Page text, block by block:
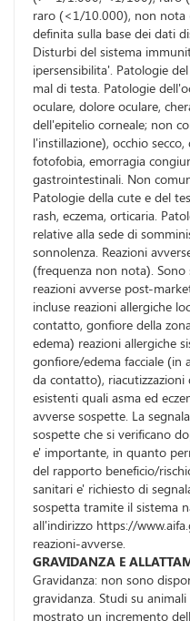
raro (<1/10.000), non nota
definita sulla base dei dati
Disturbi del sistema
ipersensibilita'. Patologie
mal di testa. Patologie
oculare, dolore oculare,
dell'epitelio corneale; non
l'instillazione), occhio
fotofobia, emorragia
gastrointestinali. Non
Patologie della cute e del
rash, eczema, orticaria.
relative alla sede di
sonnolenza. Reazioni
(frequenza non nota).
reazioni avverse post-
incluse reazioni allergiche
contatto, gonfiore della
edema) reazioni allergiche
gonfiore/edema facciale (in
da contatto),
esistenti quali asma ed
avverse sospette. La
sospette che si verificano
e' importante, in quanto
del rapporto beneficio/
sanitari e' richiesto di
sospetta tramite il sistema
all'indirizzo https://
reazioni-avverse.
GRAVIDANZA E
Gravidanza: non sono
gravidanza. Studi su
mostrato un incremento